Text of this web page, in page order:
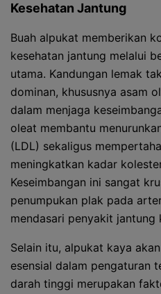
Kesehatan Jantung
Buah alpukat memberikan
kesehatan jantung melalui
utama. Kandungan lemak
dominan, khususnya asam
dalam menjaga
oleat membantu
(LDL) sekaligus
meningkatkan kadar
Keseimbangan ini sangat
penumpukan plak pada
mendasari penyakit jantung
Selain itu, alpukat kaya
esensial dalam pengaturan
darah tinggi merupakan